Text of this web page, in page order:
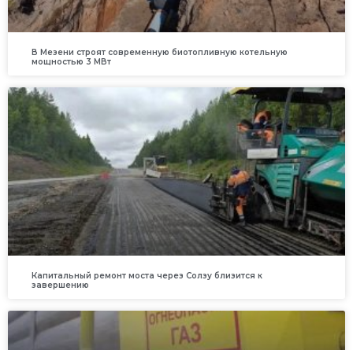
В Мезени строят современную биотопливную котельную
мощностью 3 МВт
Капитальный ремонт моста через Солзу близится к
завершению